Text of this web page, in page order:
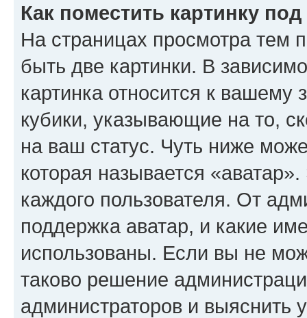
Как поместить картинку
На страницах просмотра тем
быть две картинки. В
картинка относится к
кубики, указывающие на то,
на ваш статус. Чуть ниже
которая называется
каждого пользователя. От
поддержка аватар, и какие
использованы. Если вы не
таково решение
администраторов и выяснить